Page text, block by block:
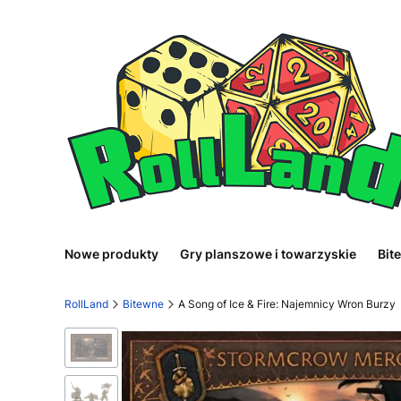
Nowe produkty Gry planszowe i towarzyskie
RollLand Bitewne A Song of Ice & Fire: Najemnicy Wron Burzy